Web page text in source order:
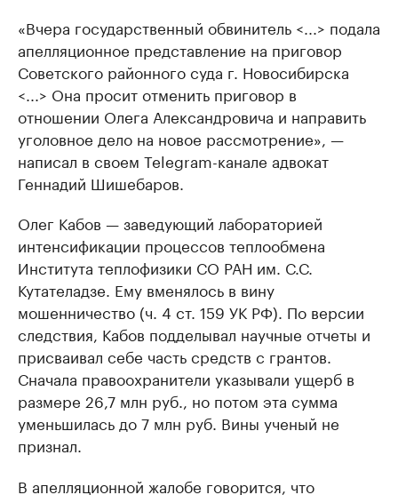
«Вчера государственный обвинитель <...> подала
апелляционное представление на приговор
Советского районного суда г. Новосибирска
<...> Она просит отменить приговор в
отношении Олега Александровича и направить
уголовное дело на новое рассмотрение», —
написал в своем Telegram-канале адвокат
Геннадий Шишебаров.
Олег Кабов — заведующий лабораторией
интенсификации процессов теплообмена
Института теплофизики СО РАН им. С.С.
Кутателадзе. Ему вменялось в вину
мошенничество (ч. 4 ст. 159 УК РФ). По версии
следствия, Кабов подделывал научные отчеты и
присваивал себе часть средств с грантов.
Сначала правоохранители указывали ущерб в
размере 26,7 млн руб., но потом эта сумма
уменьшилась до 7 млн руб. Вины ученый не
признал.
В апелляционной жалобе говорится, что